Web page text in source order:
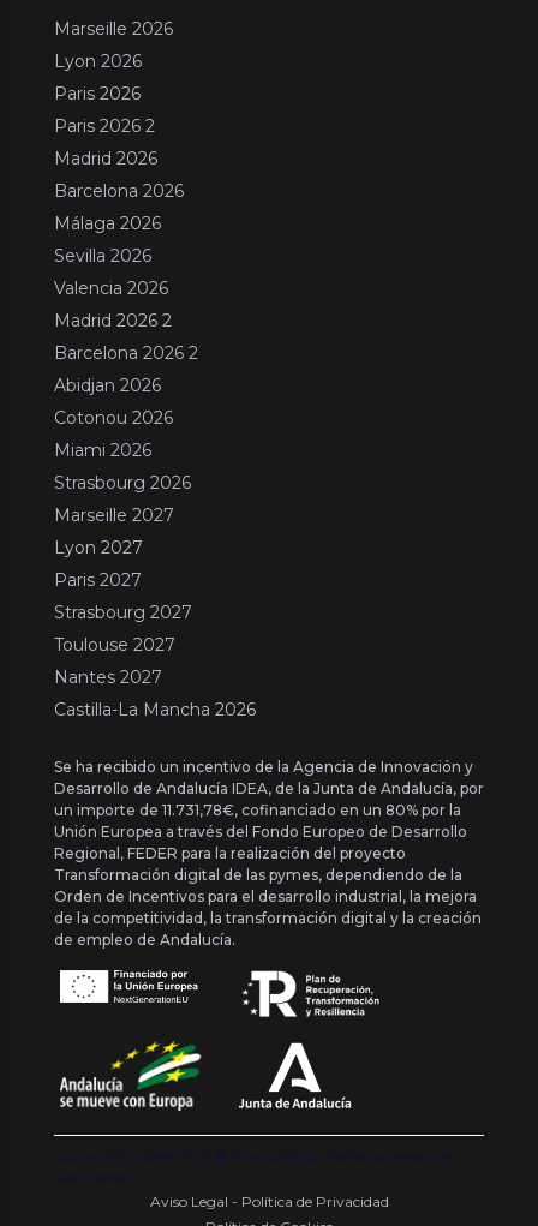
Marseille 2026
Lyon 2026
Paris 2026
Paris 2026 2
Madrid 2026
Barcelona 2026
Málaga 2026
Sevilla 2026
Valencia 2026
Madrid 2026 2
Barcelona 2026 2
Abidjan 2026
Cotonou 2026
Miami 2026
Strasbourg 2026
Marseille 2027
Lyon 2027
Paris 2027
Strasbourg 2027
Toulouse 2027
Nantes 2027
Castilla-La Mancha 2026
Se ha recibido un incentivo de la Agencia de Innovación y
Desarrollo de Andalucía IDEA, de la Junta de Andalucía, por
un importe de 11.731,78€, cofinanciado en un 80% por la
Unión Europea a través del Fondo Europeo de Desarrollo
Regional, FEDER para la realización del proyecto
Transformación digital de las pymes, dependiendo de la
Orden de Incentivos para el desarrollo industrial, la mejora
de la competitividad, la transformación digital y la creación
de empleo de Andalucía.
Copyright {{ date('Y') }} ® Franquishop. Todos los derechos
reservados
Aviso Legal - Política de Privacidad